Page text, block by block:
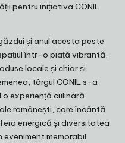
pentru inițiativa CONIL
și anul acesta peste
într-o piață vibrantă,
locale și chiar și
târgul CONIL s-a
o experiență culinară
românești, care încântă
energică și diversitatea
memorabil